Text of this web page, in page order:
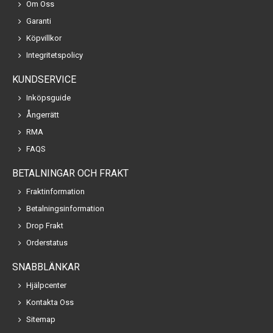
Om Oss
Garanti
Köpvillkor
Integritetspolicy
KUNDSERVICE
Inköpsguide
Ångerrätt
RMA
FAQS
BETALNINGAR OCH FRAKT
Fraktinformation
Betalningsinformation
Drop Frakt
Orderstatus
SNABBLÄNKAR
Hjälpcenter
Kontakta Oss
Sitemap